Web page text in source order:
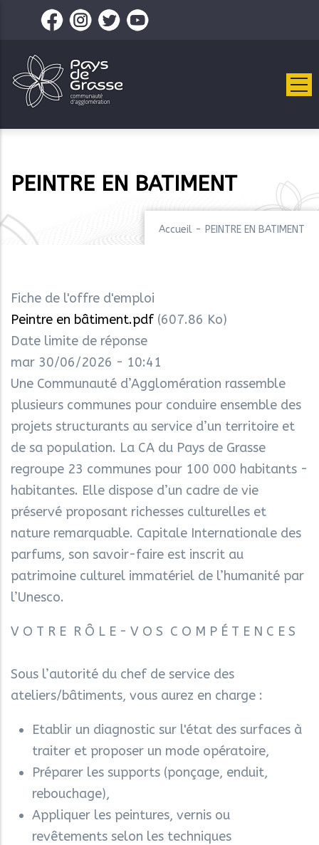
contenu
principal
PEINTRE EN BATIMENT
Accueil - PEINTRE EN BATIMENT
Fiche de l'offre d'emploi
Peintre en bâtiment.pdf (607.86 Ko)
Date limite de réponse
mar 30/06/2026 - 10:41
Une Communauté d’Agglomération rassemble
plusieurs communes pour conduire ensemble des
projets structurants au service d’un territoire et
de sa population. La CA du Pays de Grasse
regroupe 23 communes pour 100 000 habitants -
habitantes. Elle dispose d’un cadre de vie
préservé proposant richesses culturelles et
nature remarquable. Capitale Internationale des
parfums, son savoir-faire est inscrit au
patrimoine culturel immatériel de l’humanité par
l’Unesco.
V O T R E R Ô L E - V O S C O M P É T E N C E S
Sous l’autorité du chef de service des
ateliers/bâtiments, vous aurez en charge :
Etablir un diagnostic sur l'état des surfaces à
traiter et proposer un mode opératoire,
Préparer les supports (ponçage, enduit,
rebouchage),
Appliquer les peintures, vernis ou
revêtements selon les techniques